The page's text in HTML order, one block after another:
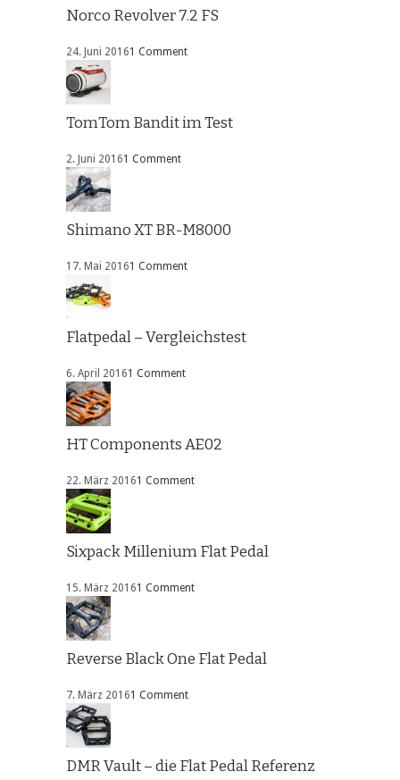
Norco Revolver 7.2 FS
24. Juni 20161 Comment
TomTom Bandit im Test
2. Juni 20161 Comment
Shimano XT BR-M8000
17. Mai 20161 Comment
Flatpedal – Vergleichstest
6. April 20161 Comment
HT Components AE02
22. März 20161 Comment
Sixpack Millenium Flat Pedal
15. März 20161 Comment
Reverse Black One Flat Pedal
7. März 20161 Comment
DMR Vault – die Flat Pedal Referenz